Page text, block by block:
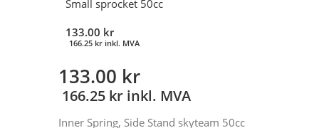
Small sprocket 50cc
133.00 kr
166.25 kr inkl. MVA
133.00 kr
166.25 kr inkl. MVA
Inner Spring, Side Stand skyteam 50cc